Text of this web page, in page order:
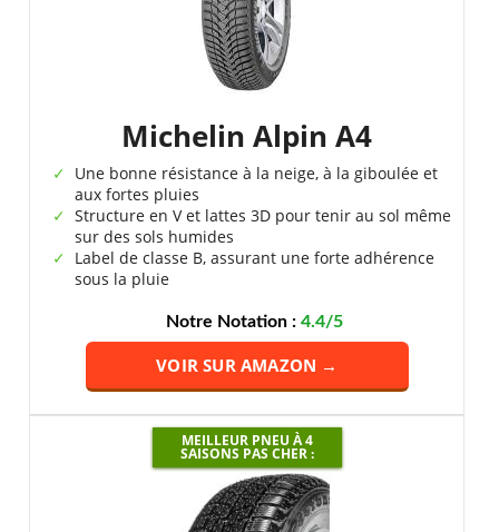
Michelin Alpin A4
Une bonne résistance à la neige, à la giboulée et
aux fortes pluies
Structure en V et lattes 3D pour tenir au sol même
sur des sols humides
Label de classe B, assurant une forte adhérence
sous la pluie
Notre Notation :4.4/5
VOIR SUR AMAZON →
MEILLEUR PNEU À 4
SAISONS PAS CHER :